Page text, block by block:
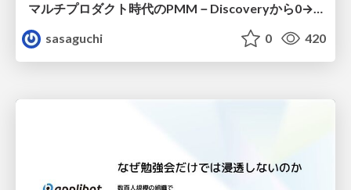
マルチプロダクト時代のPMM－Discoveryから0→1、Expansionまで フェーズで変わる期待役割とアサインの設計図
sasaguchi
0 420